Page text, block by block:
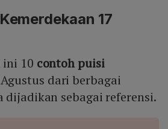
17
10 contoh puisi
dari berbagai
dijadikan sebagai referensi.